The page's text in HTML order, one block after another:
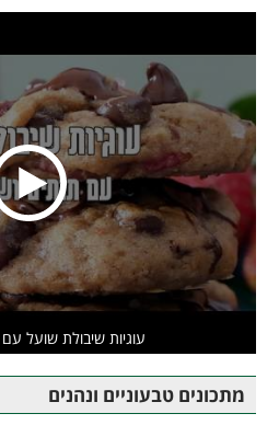
עוגיות שיבולת שועל
מתכונים טבעוניים ונהנים